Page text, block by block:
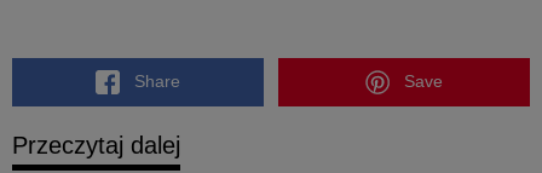
Share Save
Przeczytaj dalej